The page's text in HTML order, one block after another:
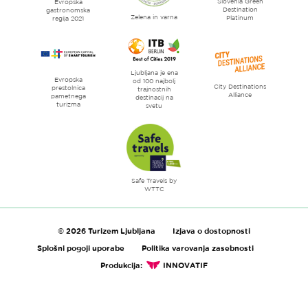
literature
Evropska
gastronomska
regija 2021
Zelena in varna
Destination
Platinum
Evropska
prestolnica
pametnega
turizma
Ljubljana je ena
od 100 najbolj
trajnostnih
destinacij na
svetu
City Destinations
Alliance
Safe Travels by
WTTC
© 2026 Turizem Ljubljana
Izjava o dostopnosti
Splošni pogoji uporabe
Politika varovanja zasebnosti
Produkcija:
INNOVATIF